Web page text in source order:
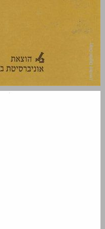
כנישתא מחקרים על בית הכנסת ועולמו 4 ... 0